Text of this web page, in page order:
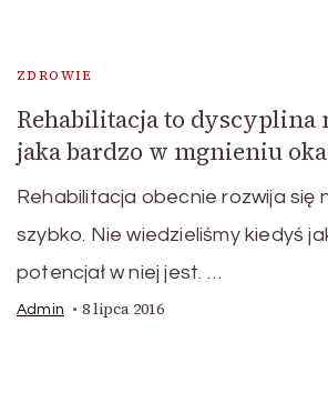
ZDROWIE
Rehabilitacja to dyscyplina
jaka bardzo w mgnieniu
Rehabilitacja obecnie rozwija się
szybko. Nie wiedzieliśmy kiedyś
potencjał w niej jest. …
Admin 8 lipca 2016